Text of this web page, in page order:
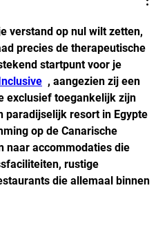
verstand op nul wilt zetten,
precies de therapeutische
startpunt voor je
  , aangezien zij een
exclusief toegankelijk zijn
paradijselijk resort in Egypte
op de Canarische
naar accommodaties die
rustige
die allemaal binnen